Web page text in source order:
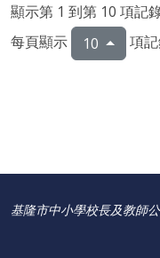
顯示第 1 到第 10 項記
每頁顯示
10 項
基隆市中小學校長及教師